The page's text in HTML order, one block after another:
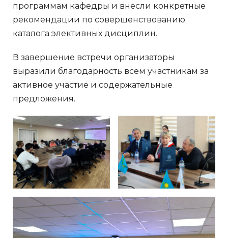
программам кафедры и внесли конкретные
рекомендации по совершенствованию
каталога элективных дисциплин.
В завершение встречи организаторы
выразили благодарность всем участникам за
активное участие и содержательные
предложения.